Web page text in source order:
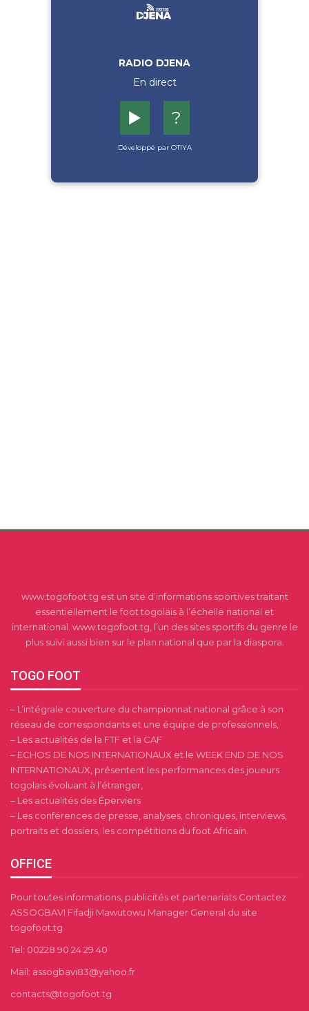
RADIO DJENA
En direct
▶️ ?
Développé par OTIYA
www.togofoot.tg est un site d’informations sportives traitant
essentiellement le foot togolais à l’échelle national et
international. www.togofoot.tg, l’un des sites sportifs du genre le
plus suivi aussi bien sur le plan national que par la diaspora.
TOGO FOOT
– L’intégrale couverture du championnat national grâce à son
réseau de correspondants et une équipe de professionnels,
– Les actualités de la FTF et la CAF
– ECHOS DE NOS INTERNATIONAUX et le WEEK END DE NOS
INTERNATIONAUX, présentent les performances des joueurs
togolais évoluant à l’étranger,
– Les actualités des Éperviers
– Les conférences de presse, analyses, chroniques, interviews,
portraits et dossiers, les compétitions du foot Africain.
OFFICE
Pour toutes informations, publicités et partenariats Contactez
ASSOGBAVI Fifadji Mawutowu Manager General du site
togofoot.tg
Tel: 00228 90 24 29 40
Mail: assogbavi83@yahoo.fr
contacts@togofoot.tg